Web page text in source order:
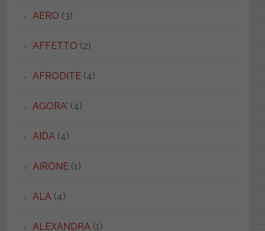
AERO (3)
AFFETTO (2)
AFRODITE(4)
AGORA' (4)
AIDA(4)
AIRONE(1)
ALA(4)
ALEXANDRA(1)